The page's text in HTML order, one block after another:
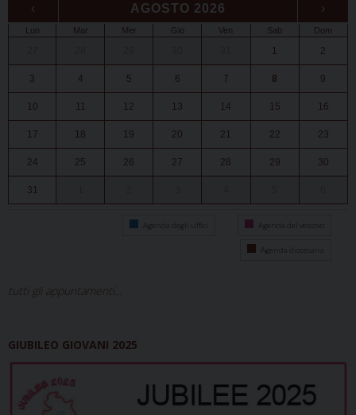
‹ AGOSTO 2026 ›
Lun Mar Mer Gio Ven Sab Dom
1 2
3 4 5 6 7 8 9
10 11 12 13 14 15 16
17 18 19 20 21 22 23
24 25 26 27 28 29 30
31
Agenda degli uffici Agenda del vescovo
Agenda diocesana
tutti gli appuntamenti...
GIUBILEO GIOVANI 2025